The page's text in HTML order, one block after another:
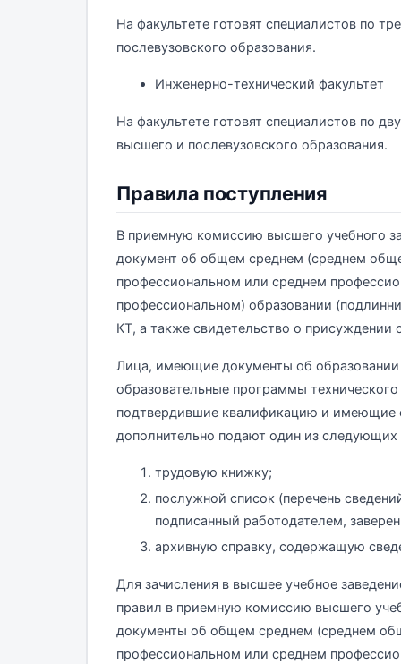
На факультете готовят специалистов по
послевузовского образования.
Инженерно-технический факультет
На факультете готовят специалистов по
высшего и послевузовского образования.
Правила поступления
В приемную комиссию высшего учебного
документ об общем среднем (среднем
профессиональном или среднем
профессиональном) образовании
КТ, а также свидетельство о присуждении
Лица, имеющие документы об
образовательные программы
подтвердившие квалификацию и имеющие
дополнительно подают один из следующих
трудовую книжку;
послужной список (перечень
подписанный работодателем,
архивную справку, содержащую
Для зачисления в высшее учебное
правил в приемную комиссию высшего
документы об общем среднем (среднем
профессиональном или среднем